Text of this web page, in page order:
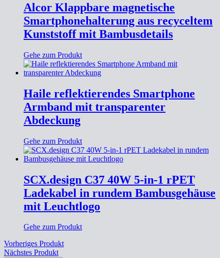
Alcor Klappbare magnetische
Smartphonehalterung aus recyceltem
Kunststoff mit Bambusdetails
Gehe zum Produkt
Haile reflektierendes Smartphone
Armband mit transparenter
Abdeckung
Gehe zum Produkt
SCX.design C37 40W 5-in-1 rPET
Ladekabel in rundem Bambusgehäuse
mit Leuchtlogo
Gehe zum Produkt
Vorheriges Produkt
Nächstes Produkt